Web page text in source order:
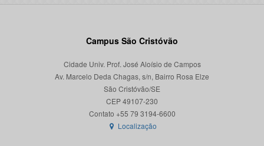
Campus São Cristóvão
Cidade Univ. Prof. José Aloísio de Campos
Av. Marcelo Deda Chagas, s/n, Bairro Rosa Elze
São Cristóvão/SE
CEP 49107-230
Localização